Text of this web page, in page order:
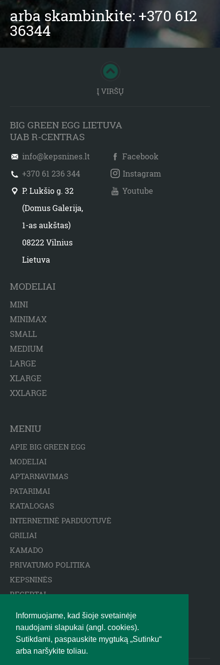
Informuojame, kad šioje svetainėje
naudojami slapukai (angl. cookies).
Sutikdami, paspauskite mygtuką „Sutinku“
arba naršykite toliau.
arba skambinkite: +370 612
36344
Į VIRŠŲ
BIG GREEN EGG LIETUVA
UAB R-CENTRAS
info@kepsnines.lt
+370 61 236 344
P. Lukšio g. 32
(Domus Galerija,
1-as aukštas)
08222 Vilnius
Lietuva
Facebook
Instagram
Youtube
MODELIAI
MINI
MINIMAX
SMALL
MEDIUM
LARGE
XLARGE
XXLARGE
MENIU
APIE BIG GREEN EGG
MODELIAI
APTARNAVIMAS
PATARIMAI
KATALOGAS
INTERNETINĖ PARDUOTUVĖ
GRILIAI
KAMADO
PRIVATUMO POLITIKA
KEPSNINĖS
RECEPTAI
ATSAKOMYBĖS APRIBOJIMAS
BIGGREENEGG.EU